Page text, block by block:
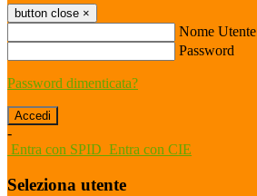
button close ×
Nome Utente
Password
Password dimenticata?
-
Entra con SPID Entra con CIE
Seleziona utente